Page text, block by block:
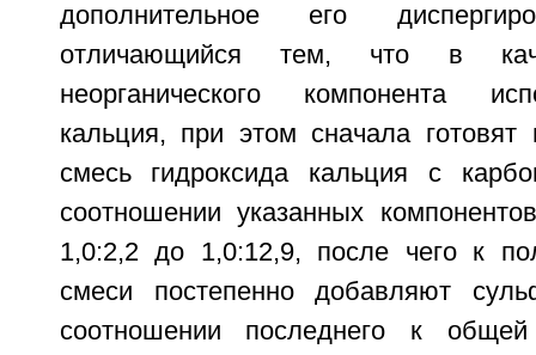
дополнительное его
отличающийся тем, что в
неорганического компонента
кальция, при этом сначала
смесь гидроксида кальция с
соотношении указанных
1,0:2,2 до 1,0:12,9, после чего к
смеси постепенно добавляют
соотношении последнего к